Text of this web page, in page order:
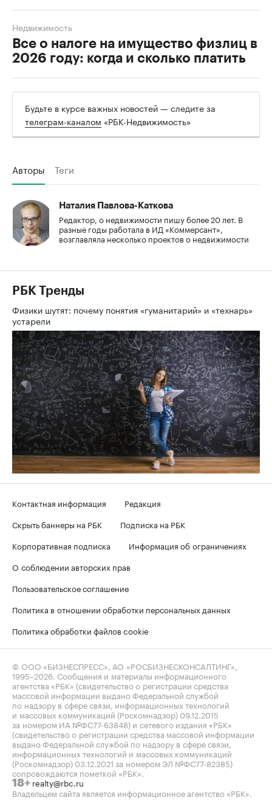
Все о налоге на имущество физлиц в
2026 году: когда и сколько платить
Недвижимость
Будьте в курсе важных новостей — следите за
телеграм-каналом «РБК-Недвижимость»
Авторы Теги
Наталия Павлова-Каткова
Редактор, о недвижимости пишу более 20 лет. В
разные годы работала в ИД «Коммерсант»,
возглавляла несколько проектов о недвижимости
РБК Тренды
Физики шутят: почему понятия «гуманитарий» и «технарь»
устарели
Контактная информация
Редакция
Скрыть баннеры на РБК
Подписка на РБК
Корпоративная подписка
Информация об ограничениях
О соблюдении авторских прав
Пользовательское соглашение
Политика в отношении обработки персональных данных
Политика обработки файлов cookie
© ООО «БИЗНЕСПРЕСС», АО «РОСБИЗНЕСКОНСАЛТИНГ»,
1995–2026 . Сообщения и материалы информационного
агентства «РБК» (свидетельство о регистрации средства
массовой информации выдано Федеральной службой
по надзору в сфере связи, информационных технологий
и массовых коммуникаций (Роскомнадзор) 09.12.2015
за номером ИА №ФС77-63848) и сетевого издания «РБК»
(свидетельство о регистрации средства массовой информации
выдано Федеральной службой по надзору в сфере связи,
информационных технологий и массовых коммуникаций
(Роскомнадзор) 03.12.2021 за номером ЭЛ №ФС77-82385)
сопровождаются пометкой «РБК».
18+ realty@rbc.ru
Владельцем сайта является информационное агентство «РБК».